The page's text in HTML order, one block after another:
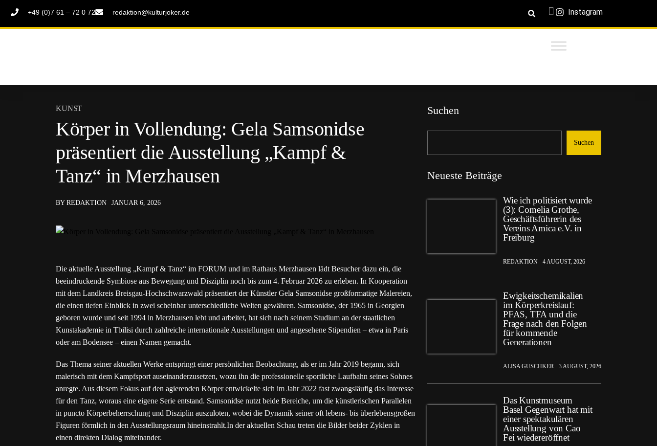
+49 (0)7 61 – 72 0 72 redaktion@kulturjoker.de Instagram
KUNST
Körper in Vollendung: Gela Samsonidse
präsentiert die Ausstellung „Kampf &
Tanz“ in Merzhausen
BY REDAKTION JANUAR 6, 2026
Die aktuelle Ausstellung „Kampf & Tanz“ im FORUM und im Rathaus Merzhausen lädt Besucher dazu ein, die
beeindruckende Symbiose aus Bewegung und Disziplin noch bis zum 4. Februar 2026 zu erleben. In Kooperation
mit dem Landkreis Breisgau-Hochschwarzwald präsentiert der Künstler Gela Samsonidse großformatige Malereien,
die einen tiefen Einblick in zwei scheinbar unterschiedliche Welten gewähren. Samsonidse, der 1965 in Georgien
geboren wurde und seit 1994 in Merzhausen lebt und arbeitet, hat sich nach seinem Studium an der staatlichen
Kunstakademie in Tbilisi durch zahlreiche internationale Ausstellungen und angesehene Stipendien – etwa in Paris
oder am Bodensee – einen Namen gemacht.
Das Thema seiner aktuellen Werke entspringt einer persönlichen Beobachtung, als er im Jahr 2019 begann, sich
malerisch mit dem Kampfsport auseinanderzusetzen, wozu ihn die professionelle sportliche Laufbahn seines Sohnes
anregte. Aus diesem Fokus auf den agierenden Körper entwickelte sich im Jahr 2022 fast zwangsläufig das Interesse
für den Tanz, woraus eine eigene Serie entstand. Samsonidse nutzt beide Bereiche, um die künstlerischen Parallelen
in puncto Körperbeherrschung und Disziplin auszuloten, wobei die Dynamik seiner oft lebens- bis überlebensgroßen
Figuren förmlich in den Ausstellungsraum hineinstrahlt.In der aktuellen Schau treten die Bilder beider Zyklen in
einen direkten Dialog miteinander.
Suchen
Suchen
Neueste Beiträge
Wie ich politisiert wurde
(3): Cornelia Grothe,
Geschäftsführerin des
Vereins Amica e.V. in
Freiburg
REDAKTION 4 AUGUST, 2026
Ewigkeitschemikalien
im Körperkreislauf:
PFAS, TFA und die
Frage nach den Folgen
für kommende
Generationen
ALISA GUSCHKER 3 AUGUST, 2026
Das Kunstmuseum
Basel Gegenwart hat mit
einer spektakulären
Ausstellung von Cao
Fei wiedereröffnet